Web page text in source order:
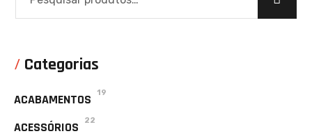
Categorias
ACABAMENTOS 19
ACESSÓRIOS 22